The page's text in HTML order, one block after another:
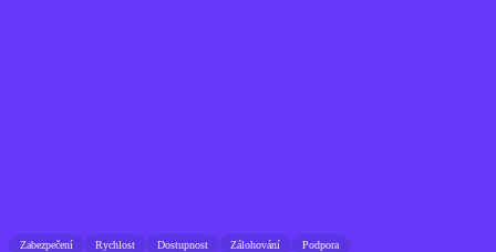
Zabezpečení Rychlost Dostupnost Zálohování Podpora